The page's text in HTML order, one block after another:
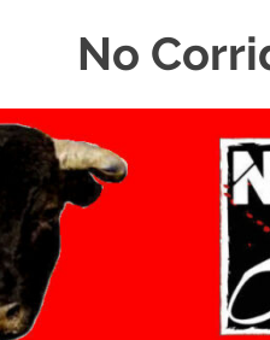
No
la
corrida